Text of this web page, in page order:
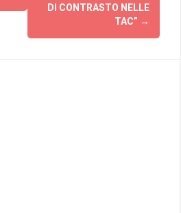
DI CONTRASTO NELLE
TAC” →